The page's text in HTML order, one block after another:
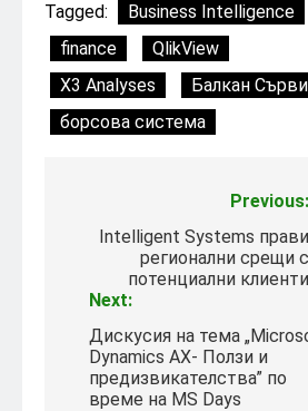
Tagged:
Business Intelligence
finance
QlikView
X3 Analyses
Балкан
борсова система
navigation
Previous:
Intelligent Systems прави
регионални срещи с
потенциални клиенти
Next:
Дискусия на тема
Dynamics AX- Ползи и
предизвикателства” по
време на MS Days